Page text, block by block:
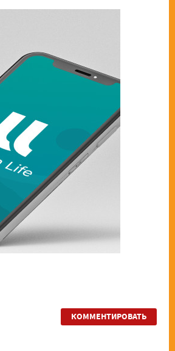
КОММЕНТИРОВАТЬ